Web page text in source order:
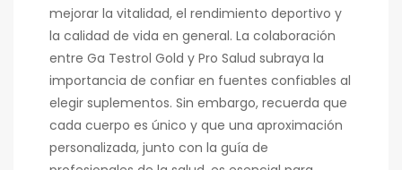
mejorar la vitalidad, el rendimiento deportivo y
la calidad de vida en general. La colaboración
entre Ga Testrol Gold y Pro Salud subraya la
importancia de confiar en fuentes confiables al
elegir suplementos. Sin embargo, recuerda que
cada cuerpo es único y que una aproximación
personalizada, junto con la guía de